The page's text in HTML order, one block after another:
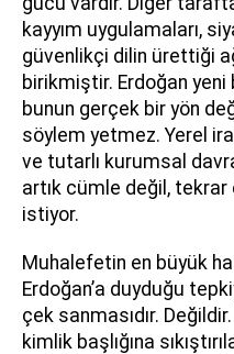
kayyım uygulamaları,
güvenlikçi dilin ürettiği
birikmiştir. Erdoğan
bunun gerçek bir yön
söylem yetmez. Yerel
ve tutarlı kurumsal
artık cümle değil, tekrar
istiyor.
Muhalefetin en büyük
Erdoğan’a duyduğu
çek sanmasıdır.
kimlik başlığına